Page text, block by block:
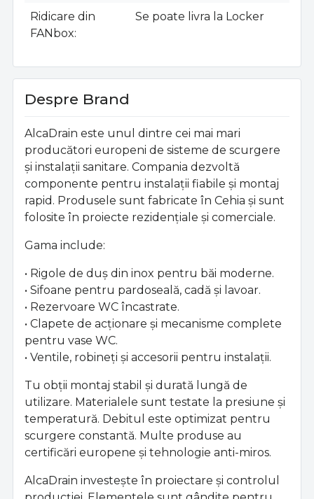
Ridicare din
FANbox
Se poate livra la Locker
Despre Brand
AlcaDrain este unul dintre cei mai mari
producători europeni de sisteme de scurgere
și instalații sanitare. Compania dezvoltă
componente pentru instalații fiabile și montaj
rapid. Produsele sunt fabricate în Cehia și sunt
folosite în proiecte rezidențiale și comerciale.
Gama include:
• Rigole de duș din inox pentru băi moderne.
• Sifoane pentru pardoseală, cadă și lavoar.
• Rezervoare WC încastrate.
• Clapete de acționare și mecanisme complete
pentru vase WC.
• Ventile, robineți și accesorii pentru instalații.
Tu obții montaj stabil și durată lungă de
utilizare. Materialele sunt testate la presiune și
temperatură. Debitul este optimizat pentru
scurgere constantă. Multe produse au
certificări europene și tehnologie anti-miros.
AlcaDrain investește în proiectare și controlul